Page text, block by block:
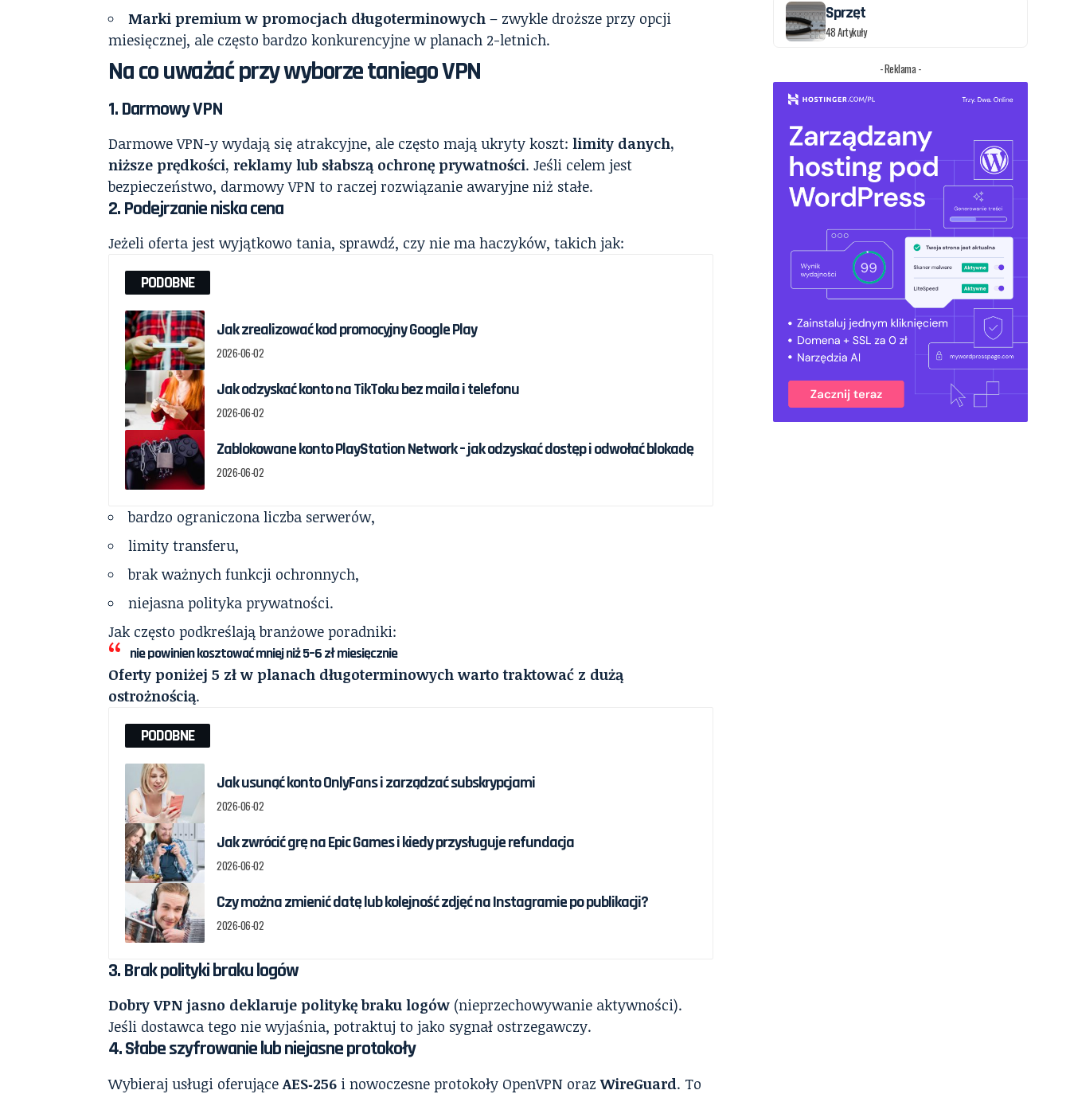
Marki premium w promocjach długoterminowych – zwykle droższe przy opcji
miesięcznej, ale często bardzo konkurencyjne w planach 2-letnich.
Na co uważać przy wyborze taniego VPN
1. Darmowy VPN
Darmowe VPN-y wydają się atrakcyjne, ale często mają ukryty koszt:limity danych,
niższe prędkości, reklamy lub słabszą ochronę prywatności. Jeśli celem jest
bezpieczeństwo, darmowy VPN to raczej rozwiązanie awaryjne niż stałe.
2. Podejrzanie niska cena
Jeżeli oferta jest wyjątkowo tania, sprawdź, czy nie ma haczyków, takich jak:
PODOBNE
Jak zrealizować kod promocyjny Google Play
2026-06-02
Jak odzyskać konto na TikToku bez maila i telefonu
2026-06-02
Zablokowane konto PlayStation Network – jak odzyskać dostęp i odwołać blokadę
2026-06-02
bardzo ograniczona liczba serwerów,
limity transferu,
brak ważnych funkcji ochronnych,
niejasna polityka prywatności.
Jak często podkreślają branżowe poradniki:
nie powinien kosztować mniej niż 5–6 zł miesięcznie
Oferty poniżej 5 zł w planach długoterminowych warto traktować z dużą
ostrożnością.
PODOBNE
Jak usunąć konto OnlyFans i zarządzać subskrypcjami
2026-06-02
Jak zwrócić grę na Epic Games i kiedy przysługuje refundacja
2026-06-02
Czy można zmienić datę lub kolejność zdjęć na Instagramie po publikacji?
2026-06-02
3. Brak polityki braku logów
Dobry VPN jasno deklaruje politykę braku logów (nieprzechowywanie aktywności).
Jeśli dostawca tego nie wyjaśnia, potraktuj to jako sygnał ostrzegawczy.
4.Słabe szyfrowanie lub niejasne protokoły
Wybieraj usługi oferująceAES‑256 i nowoczesne protokoły OpenVPN orazWireGuard. To
Sprzęt
48 Artykuły
- Reklama -